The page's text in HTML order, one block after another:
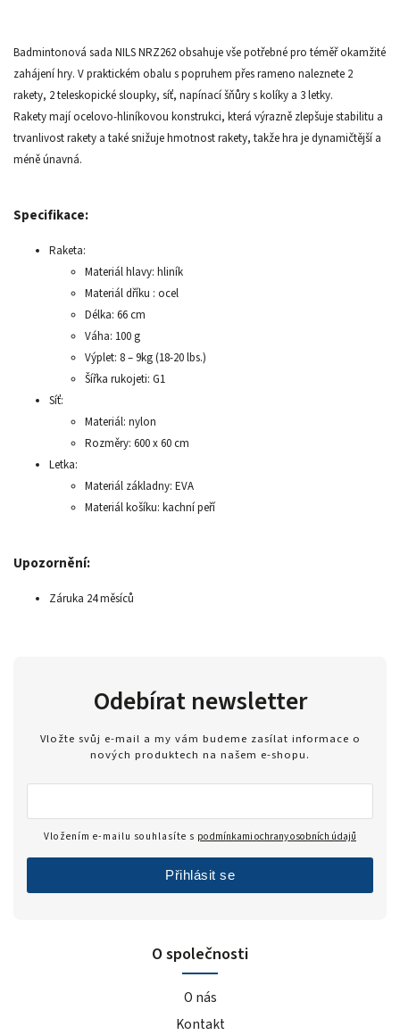
Badmintonová sada NILS NRZ262 obsahuje vše potřebné pro téměř okamžité
zahájení hry. V praktickém obalu s popruhem přes rameno naleznete 2
rakety, 2 teleskopické sloupky, síť, napínací šňůry s kolíky a 3 letky.
Rakety mají ocelovo-hliníkovou konstrukci, která výrazně zlepšuje stabilitu a
trvanlivost rakety a také snižuje hmotnost rakety, takže hra je dynamičtější a
méně únavná.
Specifikace:
Raketa:
Materiál hlavy: hliník
Materiál dříku : ocel
Délka: 66 cm
Váha: 100 g
Výplet: 8 – 9kg (18-20 lbs.)
Šířka rukojeti: G1
Síť:
Materiál: nylon
Rozměry: 600 x 60 cm
Letka:
Materiál základny: EVA
Materiál košíku: kachní peří
Upozornění:
Záruka 24 měsíců
O společnosti
O nás
Kontakt
Odebírat newsletter
Vložte svůj e-mail a my vám budeme zasílat informace o
nových produktech na našem e-shopu.
Vložením e-mailu souhlasíte s podmínkami ochrany osobních údajů
Přihlásit se